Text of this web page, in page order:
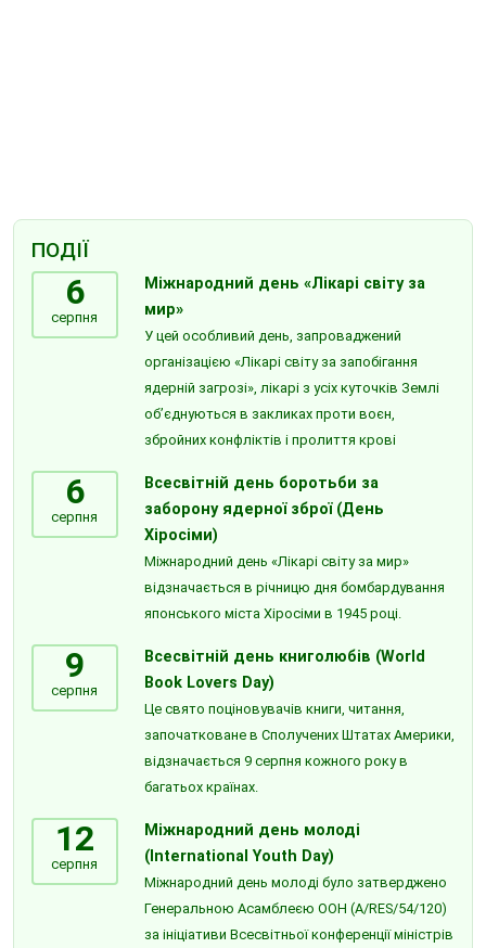
ПОДІЇ
6
серпня
Міжнародний день «Лікарі світу за
мир»
У цей особливий день, запроваджений
організацією «Лікарі світу за запобігання
ядерній загрозі», лікарі з усіх куточків Землі
об’єднуються в закликах проти воєн,
збройних конфліктів і пролиття крові
6
серпня
Всесвітній день боротьби за
заборону ядерної зброї (День
Хіросіми)
Міжнародний день «Лікарі світу за мир»
відзначається в річницю дня бомбардування
японського міста Хіросіми в 1945 році.
9
серпня
Всесвітній день книголюбів (World
Book Lovers Day)
Це свято поціновувачів книги, читання,
започатковане в Сполучених Штатах Америки,
відзначається 9 серпня кожного року в
багатьох країнах.
12
серпня
Міжнародний день молоді
(International Youth Day)
Міжнародний день молоді було затверджено
Генеральною Асамблеєю ООН (A/RES/54/120)
за ініціативи Всесвітньої конференції міністрів